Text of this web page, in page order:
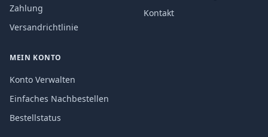
Zahlung
Versandrichtlinie
Kontakt
MEIN KONTO
Konto Verwalten
Einfaches Nachbestellen
Bestellstatus